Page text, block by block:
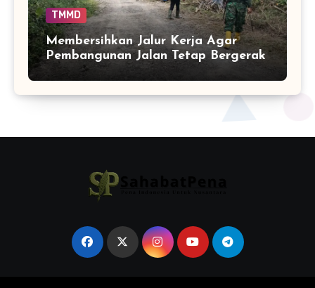
TMMD
Membersihkan Jalur Kerja Agar
Pembangunan Jalan Tetap Bergerak